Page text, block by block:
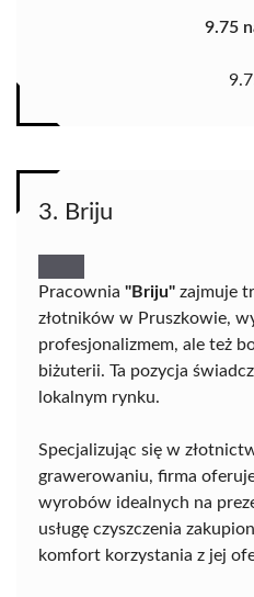
9.75
3. Briju
Pracownia "Briju" zajmuje
złotników w Pruszkowie,
profesjonalizmem, ale też
biżuterii. Ta pozycja
lokalnym rynku.
Specjalizując się w
grawerowaniu, firma
wyrobów idealnych na
usługę czyszczenia
komfort korzystania z jej